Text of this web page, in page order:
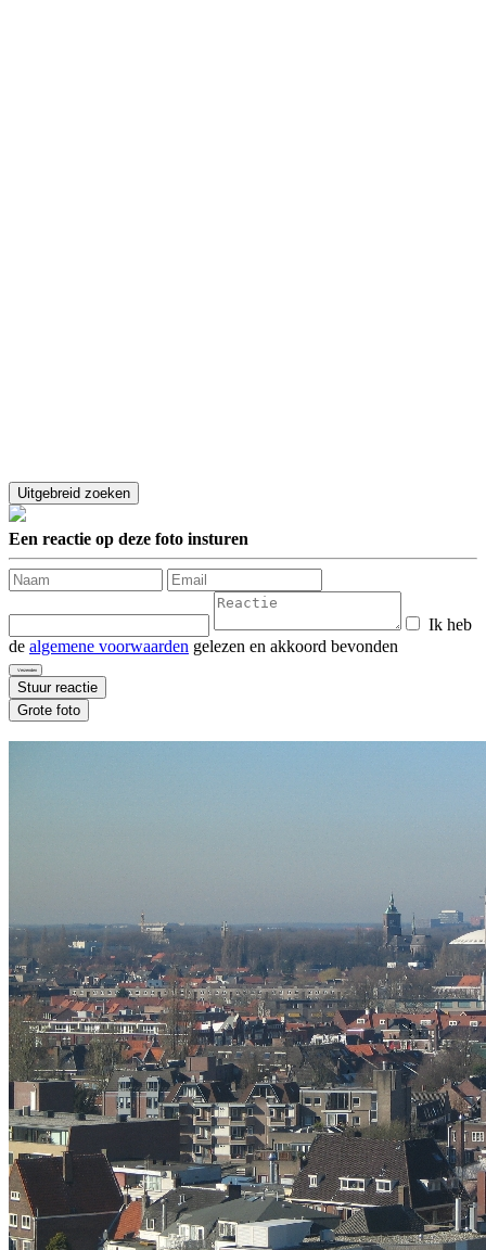
Een reactie op deze foto insturen
Ik heb
de algemene voorwaarden gelezen en akkoord bevonden